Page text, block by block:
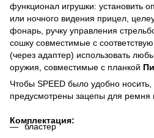
функционал игрушки: установить
или ночного видения прицел,
фонарь, ручку управления
сошку совместимые с
(через адаптер) использовать
оружия, совместимые с планкой
Чтобы SPEED было удобно носить,
предусмотрены зацепы для ремня
Комплектация:
бластер